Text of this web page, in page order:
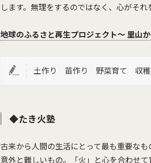
します。無理をするのではなく、心がそ
地球のふるさと再生プロジェクト～ 里山
土作り 苗作り 野菜育て 収
◆たき火塾
古来から人間の生活にとって最も重要な
意外と難しいもの。「火」と心を合わせ